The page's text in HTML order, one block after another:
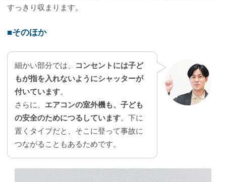
すっきり収まります。
■そのほか
細かい部分では、
コンセントには子ど
もが指を入れないようにシャッターが
付いています。
さらに、 エアコンの室外機も、子ども
の安全のためにつるしています。下に
置くタイプだと、そこに登って事故に
つながることもあるためです。